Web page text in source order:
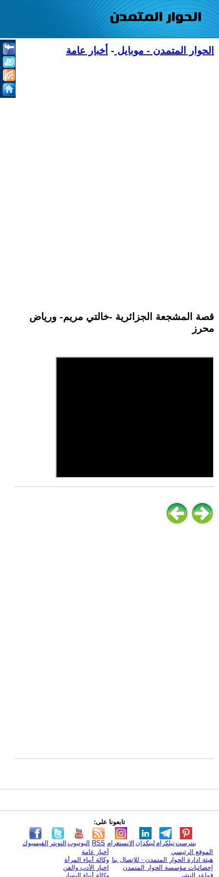
الحوار المتمدن - موبايل - أخبار عامة
قصة المشجعة الجزائرية -خالتي مريم- ورياض
محرز
تابعونا على:
الفيسبوك التويتر اليوتيوب RSS الانستغرام لينكدإن تيلكرامبنترست
الموقع الرئيسي
هيئة ادارة الحوار المتمدن - للإتصال بنا
إحصائيات مؤسسة الحوار المتمدن
قواعد النشر
أخبار عامة
وكالة أنباء المرأة
اخبار الأدب والفن
وكالة أنباء اليسار